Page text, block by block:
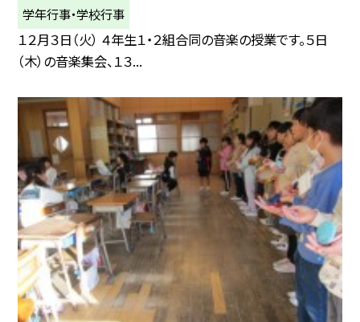
学年行事・学校行事
１２月３日（火） ４年生１・２組合同の音楽の授業です。５日
（木）の音楽集会、１３...